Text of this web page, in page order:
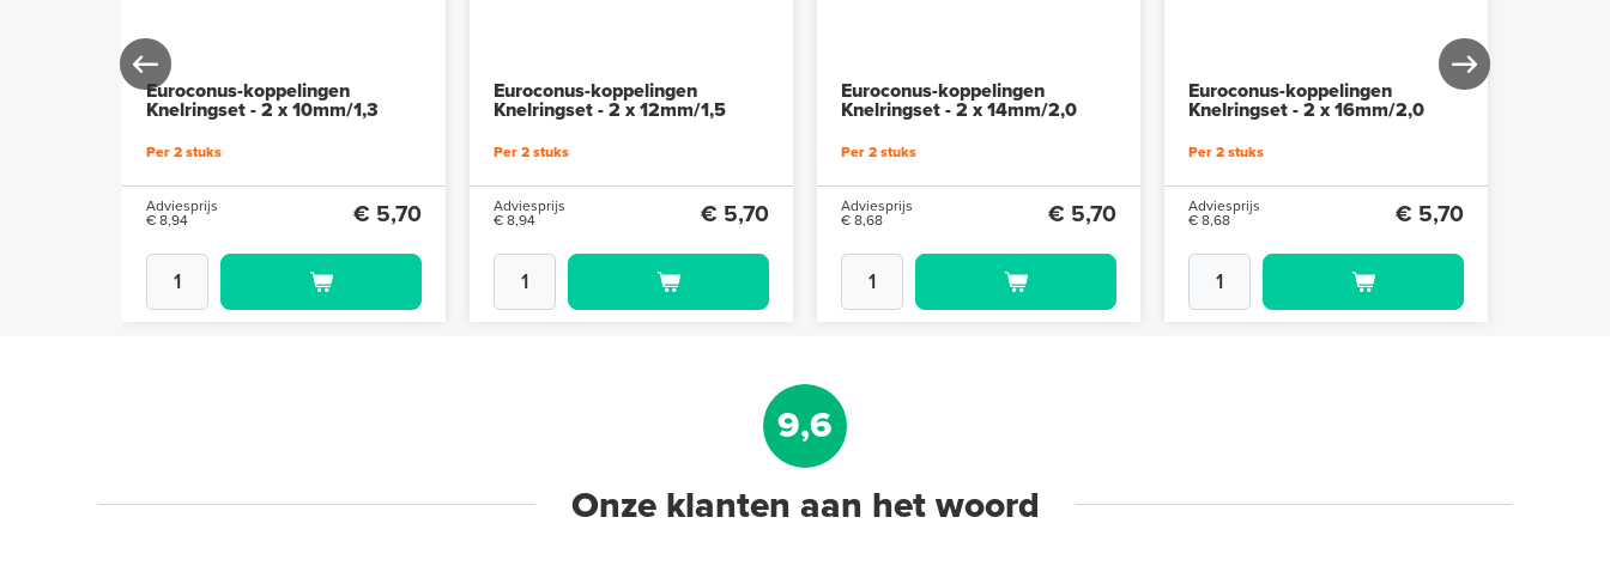
Euroconus-koppelingen
Knelringset - 2 x 10mm/1,3
Per 2 stuks
Adviesprijs
€ 8,94
€ 5,70
Euroconus-koppelingen
Knelringset - 2 x 12mm/1,5
Per 2 stuks
Adviesprijs
€ 8,94
€ 5,70
Euroconus-koppelingen
Knelringset - 2 x 14mm/2,0
Per 2 stuks
Adviesprijs
€ 8,68
€ 5,70
Euroconus-koppelingen
Knelringset - 2 x 16mm/2,0
Per 2 stuks
Adviesprijs
€ 8,68
€ 5,70
9,6
Onze klanten aan het woord